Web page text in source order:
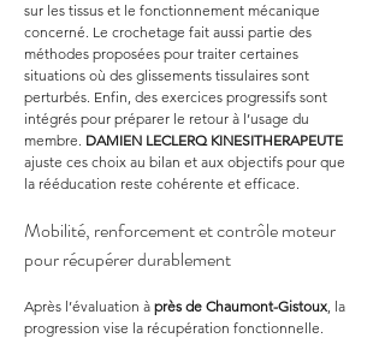
sur les tissus et le fonctionnement mécanique
concerné. Le crochetage fait aussi partie des
méthodes proposées pour traiter certaines
situations où des glissements tissulaires sont
perturbés. Enfin, des exercices progressifs sont
intégrés pour préparer le retour à l’usage du
membre. DAMIEN LECLERQ KINESITHERAPEUTE
ajuste ces choix au bilan et aux objectifs pour que
la rééducation reste cohérente et efficace.
Mobilité, renforcement et contrôle moteur
pour récupérer durablement
Après l’évaluation à près de Chaumont-Gistoux, la
progression vise la récupération fonctionnelle.